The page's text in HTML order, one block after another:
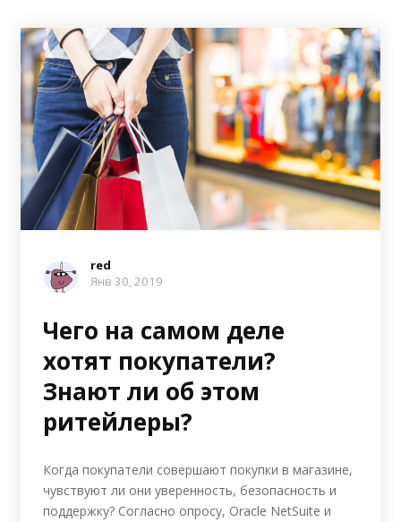
red
Янв 30, 2019
Чего на самом деле
хотят покупатели?
Знают ли об этом
ритейлеры?
Когда покупатели совершают покупки в магазине,
чувствуют ли они уверенность, безопасность и
поддержку? Согласно опросу, Oracle NetSuite и